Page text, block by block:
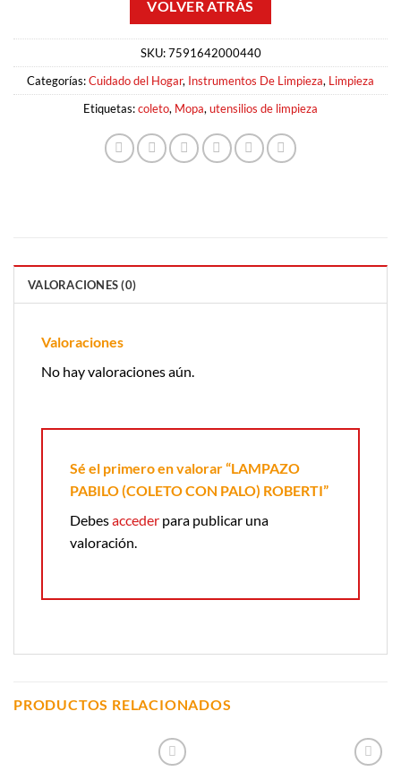
SKU:7591642000440
Categorías:Cuidado del Hogar, Instrumentos De Limpieza, Limpieza
Etiquetas:coleto, Mopa, utensilios de limpieza
VALORACIONES (0)
Valoraciones
No hay valoraciones aún.
Sé el primero en valorar “LAMPAZO
PABILO (COLETO CON PALO) ROBERTI”
Debesacceder para publicar una
valoración.
PRODUCTOS RELACIONADOS